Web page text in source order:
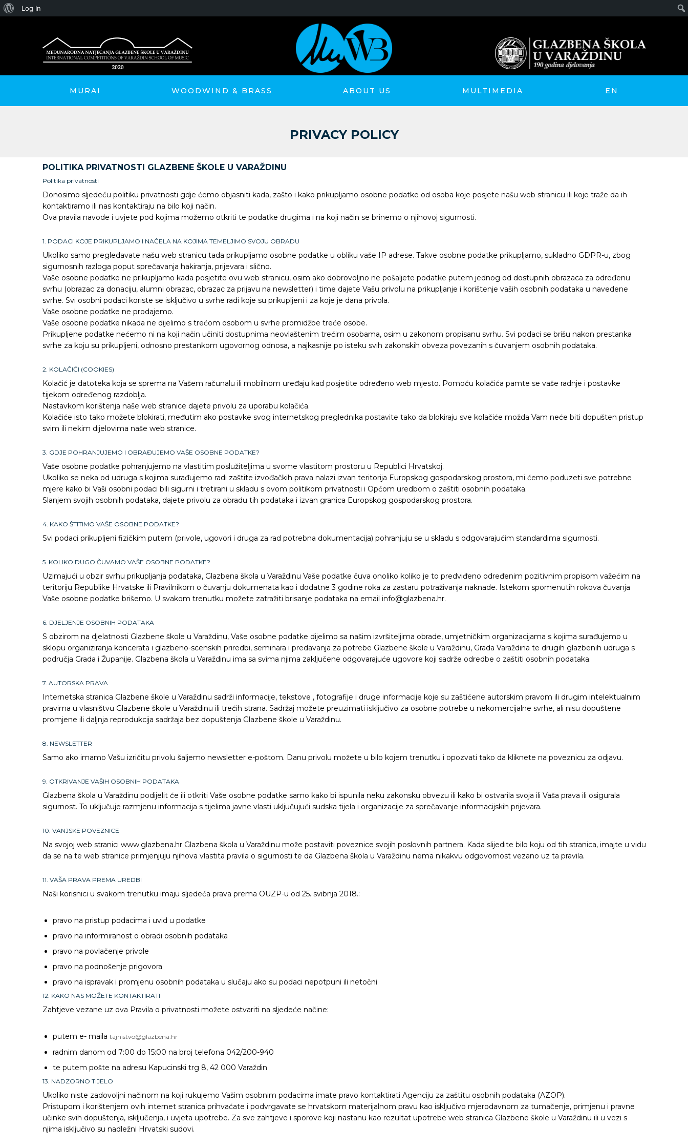
MURAI WOODWIND & BRASS ABOUT US MULTIMEDIA EN
PRIVACY POLICY
POLITIKA PRIVATNOSTI GLAZBENE ŠKOLE U VARAŽDINU
Politika privatnosti
Donosimo sljedeću politiku privatnosti gdje ćemo objasniti kada, zašto i kako prikupljamo osobne podatke od osoba koje posjete našu web stranicu ili koje traže da ih
kontaktiramo ili nas kontaktiraju na bilo koji način.
Ova pravila navode i uvjete pod kojima možemo otkriti te podatke drugima i na koji način se brinemo o njihovoj sigurnosti.
1. PODACI KOJE PRIKUPLJAMO I NAČELA NA KOJIMA TEMELJIMO SVOJU OBRADU
Ukoliko samo pregledavate našu web stranicu tada prikupljamo osobne podatke u obliku vaše IP adrese. Takve osobne podatke prikupljamo, sukladno GDPR-u, zbog
sigurnosnih razloga poput sprečavanja hakiranja, prijevara i slično.
Vaše osobne podatke ne prikupljamo kada posjetite ovu web stranicu, osim ako dobrovoljno ne pošaljete podatke putem jednog od dostupnih obrazaca za određenu
svrhu (obrazac za donaciju, alumni obrazac, obrazac za prijavu na newsletter) i time dajete Vašu privolu na prikupljanje i korištenje vaših osobnih podataka u navedene
svrhe. Svi osobni podaci koriste se isključivo u svrhe radi koje su prikupljeni i za koje je dana privola.
Vaše osobne podatke ne prodajemo.
Vaše osobne podatke nikada ne dijelimo s trećom osobom u svrhe promidžbe treće osobe.
Prikupljene podatke nećemo ni na koji način učiniti dostupnima neovlaštenim trećim osobama, osim u zakonom propisanu svrhu. Svi podaci se brišu nakon prestanka
svrhe za koju su prikupljeni, odnosno prestankom ugovornog odnosa, a najkasnije po isteku svih zakonskih obveza povezanih s čuvanjem osobnih podataka.
2. KOLAČIĆI (COOKIES)
Kolačić je datoteka koja se sprema na Vašem računalu ili mobilnom uređaju kad posjetite određeno web mjesto. Pomoću kolačića pamte se vaše radnje i postavke
tijekom određenog razdoblja.
Nastavkom korištenja naše web stranice dajete privolu za uporabu kolačića.
Kolačiće isto tako možete blokirati, međutim ako postavke svog internetskog preglednika postavite tako da blokiraju sve kolačiće možda Vam neće biti dopušten pristup
svim ili nekim dijelovima naše web stranice.
3. GDJE POHRANJUJEMO I OBRAĐUJEMO VAŠE OSOBNE PODATKE?
Vaše osobne podatke pohranjujemo na vlastitim poslužiteljima u svome vlastitom prostoru u Republici Hrvatskoj.
Ukoliko se neka od udruga s kojima surađujemo radi zaštite izvođačkih prava nalazi izvan teritorija Europskog gospodarskog prostora, mi ćemo poduzeti sve potrebne
mjere kako bi Vaši osobni podaci bili sigurni i tretirani u skladu s ovom politikom privatnosti i Općom uredbom o zaštiti osobnih podataka.
Slanjem svojih osobnih podataka, dajete privolu za obradu tih podataka i izvan granica Europskog gospodarskog prostora.
4. KAKO ŠTITIMO VAŠE OSOBNE PODATKE?
Svi podaci prikupljeni fizičkim putem (privole, ugovori i druga za rad potrebna dokumentacija) pohranjuju se u skladu s odgovarajućim standardima sigurnosti.
5. KOLIKO DUGO ČUVAMO VAŠE OSOBNE PODATKE?
Uzimajući u obzir svrhu prikupljanja podataka, Glazbena škola u Varaždinu Vaše podatke čuva onoliko koliko je to predviđeno određenim pozitivnim propisom važećim na
teritoriju Republike Hrvatske ili Pravilnikom o čuvanju dokumenata kao i dodatne 3 godine roka za zastaru potraživanja naknade. Istekom spomenutih rokova čuvanja
Vaše osobne podatke brišemo. U svakom trenutku možete zatražiti brisanje podataka na email info@glazbena.hr.
6. DJELJENJE OSOBNIH PODATAKA
S obzirom na djelatnosti Glazbene škole u Varaždinu, Vaše osobne podatke dijelimo sa našim izvršiteljima obrade, umjetničkim organizacijama s kojima surađujemo u
sklopu organiziranja koncerata i glazbeno-scenskih priredbi, seminara i predavanja za potrebe Glazbene škole u Varaždinu, Grada Varaždina te drugih glazbenih udruga s
područja Grada i Županije. Glazbena škola u Varaždinu ima sa svima njima zaključene odgovarajuće ugovore koji sadrže odredbe o zaštiti osobnih podataka.
7. AUTORSKA PRAVA
Internetska stranica Glazbene škole u Varaždinu sadrži informacije, tekstove , fotografije i druge informacije koje su zaštićene autorskim pravom ili drugim intelektualnim
pravima u vlasništvu Glazbene škole u Varaždinu ili trećih strana. Sadržaj možete preuzimati isključivo za osobne potrebe u nekomercijalne svrhe, ali nisu dopuštene
promjene ili daljnja reprodukcija sadržaja bez dopuštenja Glazbene škole u Varaždinu.
8. NEWSLETTER
Samo ako imamo Vašu izričitu privolu šaljemo newsletter e-poštom. Danu privolu možete u bilo kojem trenutku i opozvati tako da kliknete na poveznicu za odjavu.
9. OTKRIVANJE VAŠIH OSOBNIH PODATAKA
Glazbena škola u Varaždinu podijelit će ili otkriti Vaše osobne podatke samo kako bi ispunila neku zakonsku obvezu ili kako bi ostvarila svoja ili Vaša prava ili osigurala
sigurnost. To uključuje razmjenu informacija s tijelima javne vlasti uključujući sudska tijela i organizacije za sprečavanje informacijskih prijevara.
10. VANJSKE POVEZNICE
Na svojoj web stranici www.glazbena.hr Glazbena škola u Varaždinu može postaviti poveznice svojih poslovnih partnera. Kada slijedite bilo koju od tih stranica, imajte u vidu
da se na te web stranice primjenjuju njihova vlastita pravila o sigurnosti te da Glazbena škola u Varaždinu nema nikakvu odgovornost vezano uz ta pravila.
11. VAŠA PRAVA PREMA UREDBI
Naši korisnici u svakom trenutku imaju sljedeća prava prema OUZP-u od 25. svibnja 2018.:
pravo na pristup podacima i uvid u podatke
pravo na informiranost o obradi osobnih podataka
pravo na povlačenje privole
pravo na podnošenje prigovora
pravo na ispravak i promjenu osobnih podataka u slučaju ako su podaci nepotpuni ili netočni
12. KAKO NAS MOŽETE KONTAKTIRATI
Zahtjeve vezane uz ova Pravila o privatnosti možete ostvariti na sljedeće načine:
putem e- maila tajnistvo@glazbena.hr
radnim danom od 7:00 do 15:00 na broj telefona 042/200-940
te putem pošte na adresu Kapucinski trg 8, 42 000 Varaždin
13. NADZORNO TIJELO
Ukoliko niste zadovoljni načinom na koji rukujemo Vašim osobnim podacima imate pravo kontaktirati Agenciju za zaštitu osobnih podataka (AZOP).
Pristupom i korištenjem ovih internet stranica prihvaćate i podvrgavate se hrvatskom materijalnom pravu kao isključivo mjerodavnom za tumačenje, primjenu i pravne
učinke svih dopuštenja, isključenja, i uvjeta upotrebe. Za sve zahtjeve i sporove koji nastanu kao rezultat upotrebe web stranica Glazbene škole u Varaždinu ili u vezi s
njima isključivo su nadležni Hrvatski sudovi.
About
Log In